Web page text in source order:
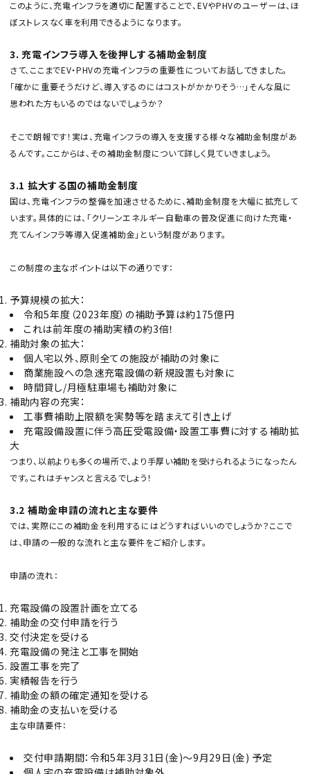
このように、充電インフラを適切に配置することで、EVやPHVのユーザーは、ほ
ぼストレスなく車を利用できるようになります。
3. 充電インフラ導入を後押しする補助金制度
さて、ここまでEV・PHVの充電インフラの重要性についてお話してきました。
「確かに重要そうだけど、導入するのにはコストがかかりそう…」そんな風に
思われた方もいるのではないでしょうか？
そこで朗報です！実は、充電インフラの導入を支援する様々な補助金制度があ
るんです。ここからは、その補助金制度について詳しく見ていきましょう。
3.1 拡大する国の補助金制度
国は、充電インフラの整備を加速させるために、補助金制度を大幅に拡充して
います。具体的には、「クリーンエネルギー自動車の普及促進に向けた充電・
充てんインフラ等導入促進補助金」という制度があります。
この制度の主なポイントは以下の通りです：
予算規模の拡大：
令和5年度（2023年度）の補助予算は約175億円
これは前年度の補助実績の約3倍！
補助対象の拡大：
個人宅以外、原則全ての施設が補助の対象に
商業施設への急速充電設備の新規設置も対象に
時間貸し/月極駐車場も補助対象に
補助内容の充実：
工事費補助上限額を実勢等を踏まえて引き上げ
充電設備設置に伴う高圧受電設備・設置工事費に対する補助拡
大
つまり、以前よりも多くの場所で、より手厚い補助を受けられるようになったん
です。これはチャンスと言えるでしょう！
3.2 補助金申請の流れと主な要件
では、実際にこの補助金を利用するにはどうすればいいのでしょうか？ここで
は、申請の一般的な流れと主な要件をご紹介します。
申請の流れ：
充電設備の設置計画を立てる
補助金の交付申請を行う
交付決定を受ける
充電設備の発注と工事を開始
設置工事を完了
実績報告を行う
補助金の額の確定通知を受ける
補助金の支払いを受ける
主な申請要件：
交付申請期間：令和5年3月31日(金)～9月29日(金) 予定